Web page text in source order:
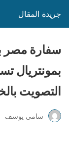
جريدة المقال
سفارة مصر
بمونتريال
التصويت
سامي يوسف